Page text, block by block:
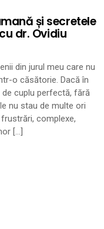
și secretele
dr. Ovidiu
din jurul meu care nu
o căsătorie. Dacă în
cuplu perfectă, fără
nu stau de multe ori
complexe,
[…]